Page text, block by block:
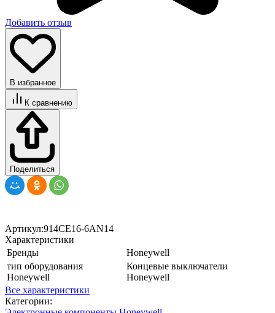
Добавить отзыв
В избранное
К сравнению
Поделиться
Артикул:914CE16-6AN14
Характеристики
Бренды
Honeywell
тип оборудования
Honeywell
Концевые выключатели
Honeywell
Все характеристики
Категории: